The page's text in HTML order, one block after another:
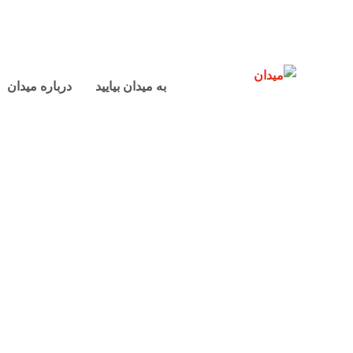
به میدان بیایید درباره میدان